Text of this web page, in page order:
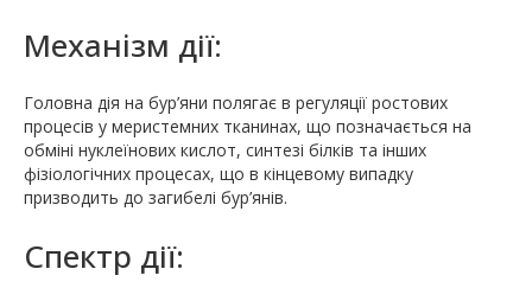
Механiзм дії:
Головна дія на бур’яни полягає в регуляції ростових
процесів у меристемних тканинах, що позначається на
обміні нуклеїнових кислот, синтезі білків та інших
фізіологічних процесах, що в кінцевому випадку
призводить до загибелі бур’янів.
Спектр дії: